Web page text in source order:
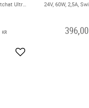
KR
Add to favorites
396,00